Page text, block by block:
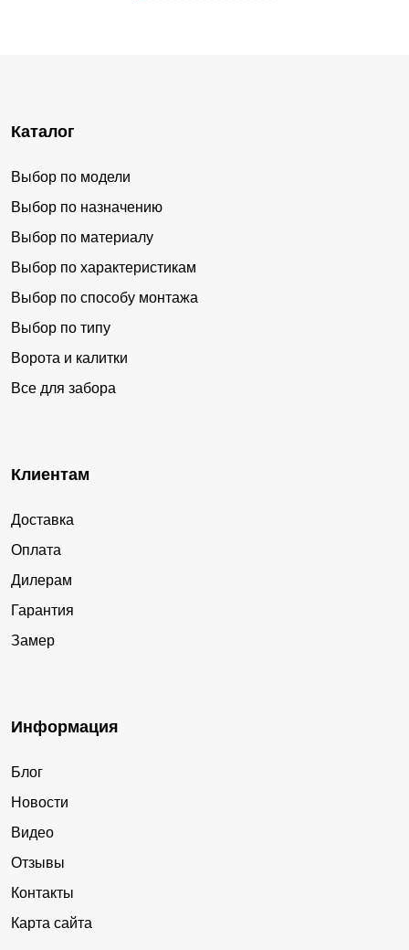
Каталог
Выбор по модели
Выбор по назначению
Выбор по материалу
Выбор по характеристикам
Выбор по способу монтажа
Выбор по типу
Ворота и калитки
Все для забора
Клиентам
Доставка
Оплата
Дилерам
Гарантия
Замер
Информация
Блог
Новости
Видео
Отзывы
Контакты
Карта сайта